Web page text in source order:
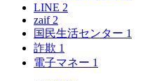
LINE 2
zaif 2
国民生活センター 1
詐欺 1
電子マネー 1